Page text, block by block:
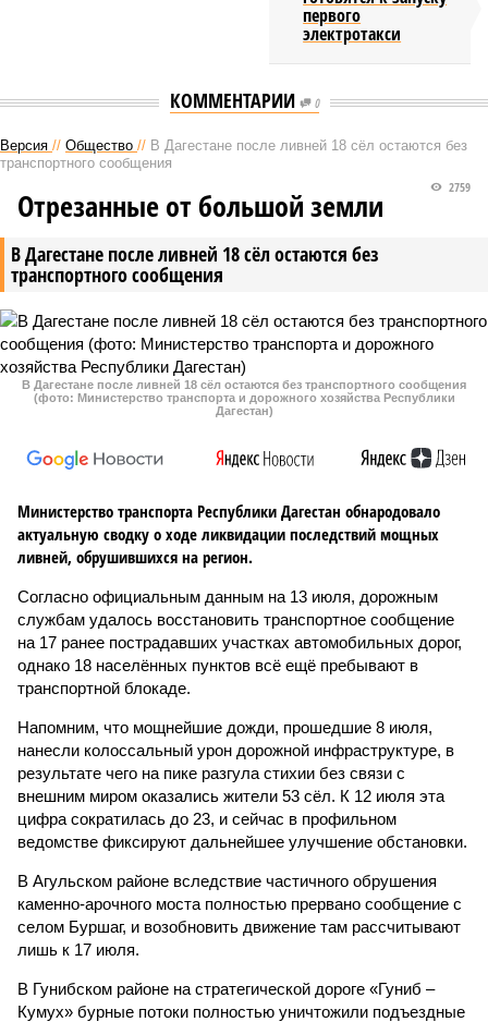
первого
электротакси
КОММЕНТАРИИ 0
Версия // Общество // В Дагестане после ливней 18 сёл остаются без
транспортного сообщения
В Дагестане после ливней 18 сёл остаются без
транспортного сообщения
2759
Отрезанные от большой земли
В Дагестане после ливней 18 сёл остаются без транспортного сообщения
(фото: Министерство транспорта и дорожного хозяйства Республики
Дагестан)
Министерство транспорта Республики Дагестан обнародовало
актуальную сводку о ходе ликвидации последствий мощных
ливней, обрушившихся на регион.
Согласно официальным данным на 13 июля, дорожным
службам удалось восстановить транспортное сообщение
на 17 ранее пострадавших участках автомобильных дорог,
однако 18 населённых пунктов всё ещё пребывают в
транспортной блокаде.
Напомним, что мощнейшие дожди, прошедшие 8 июля,
нанесли колоссальный урон дорожной инфраструктуре, в
результате чего на пике разгула стихии без связи с
внешним миром оказались жители 53 сёл. К 12 июля эта
цифра сократилась до 23, и сейчас в профильном
ведомстве фиксируют дальнейшее улучшение обстановки.
В Агульском районе вследствие частичного обрушения
каменно-арочного моста полностью прервано сообщение с
селом Буршаг, и возобновить движение там рассчитывают
лишь к 17 июля.
В Гунибском районе на стратегической дороге «Гуниб –
Кумух» бурные потоки полностью уничтожили подъездные